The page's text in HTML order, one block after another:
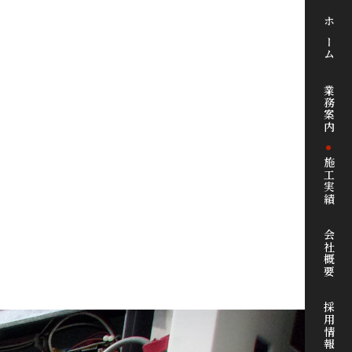
ホーム
業務案内
施工実績
会社概要
採用情報